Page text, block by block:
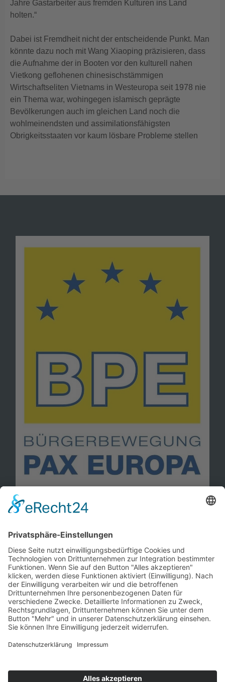
Jahre Gastarbeiter aus fremden Kulturen ins Land
holten.“
Dabei ist Fremdheit nicht der entscheidende Punkt. Man
könnte dazu noch mit Wang Xiaoping präzisieren, dass
die Aufnahme der in Booten vor den kulturell nahen
Vietkong geflohenen chinesischstämmigen
Wirtschaftseliten Vietnams in Westeuropa seit 1978 nie
ein Thema war, wohingegen islamisch geprägte
Bevölkerungen auch im gleichen Land noch die
wohlmeinendsten und assimilationsfähigsten
Obrigkeitsstaaten vor kaum lösbare Probleme stellen
Kontakt
Mitglied werden!
Impressum
Datenschutz
Copyright 2023. All rights reserved.